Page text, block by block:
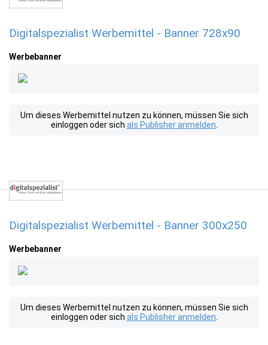
Digitalspezialist Werbemittel - Banner 728x90
Werbebanner
Um dieses Werbemittel nutzen zu können, müssen Sie sich
einloggen oder sich als Publisher anmelden
Digitalspezialist Werbemittel - Banner 300x250
Werbebanner
Um dieses Werbemittel nutzen zu können, müssen Sie sich
einloggen oder sich als Publisher anmelden